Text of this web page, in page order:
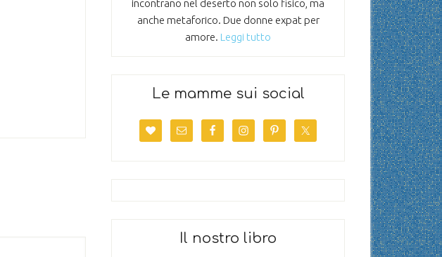
incontrano nel deserto non solo fisico, ma
anche metaforico. Due donne expat per
amore. Leggi tutto
Le mamme sui social
Il nostro libro